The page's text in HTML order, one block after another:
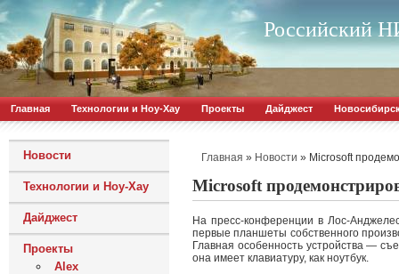
Российский
Главная Технологии и Ноу-Хау Проекты Дайджест
Новости
Технологии и Ноу-Хау
Дайджест
Проекты
Alex
Главная » Новости » Microsoft
Microsoft
На пресс-конференции в Лос-
первые планшеты собственного
Главная особенность устройства —
она имеет клавиатуру, как ноутбук.